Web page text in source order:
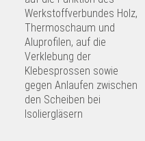
Werkstoffverbundes Holz,
Thermoschaum und
Aluprofilen, auf die
Verklebung der
Klebesprossen sowie
gegen Anlaufen zwischen
den Scheiben bei
Isoliergläsern